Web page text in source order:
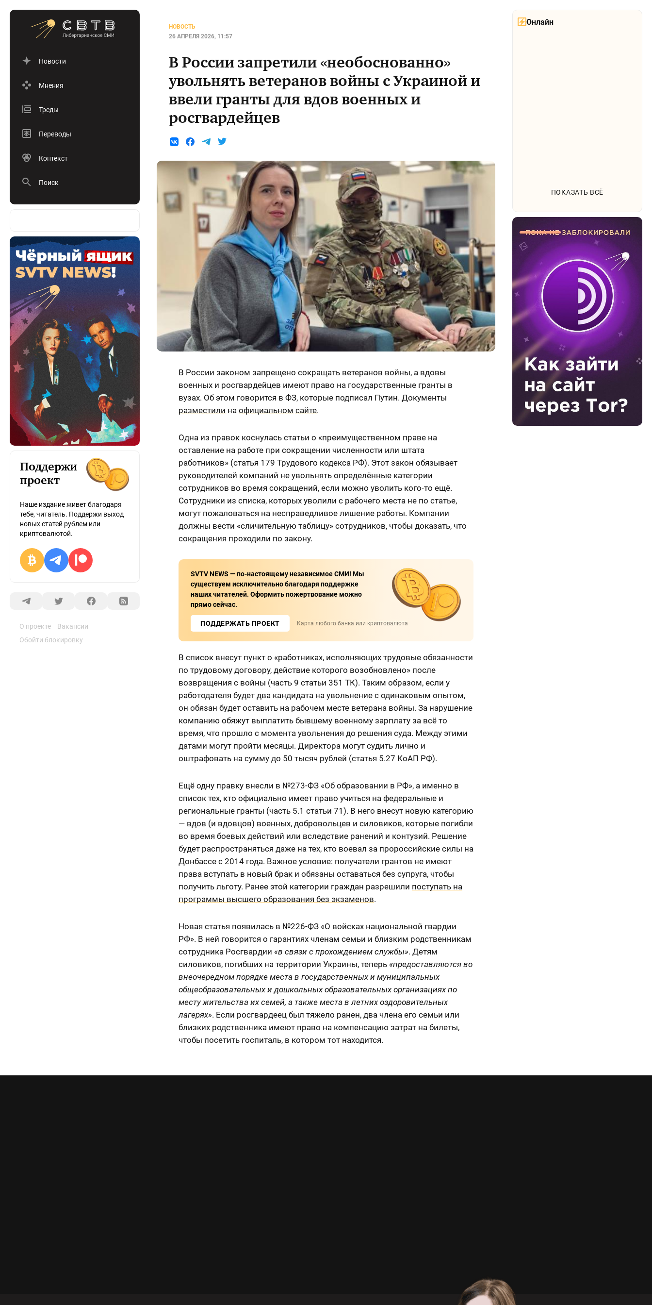
Новости
Мнения
Треды
Переводы
Контекст
Поиск
Поддержи
проект
Наше издание живет благодаря
тебе, читатель. Поддержи выход
новых статей рублем или
криптовалютой.
О проекте
Вакансии
Обойти блокировку
Онлайн
ПОКАЗАТЬ ВСЁ
НОВОСТЬ
26 АПРЕЛЯ 2026, 11:57
В России запретили «необоснованно»
увольнять ветеранов войны с Украиной и
ввели гранты для вдов военных и
росгвардейцев
В России законом запрещено сокращать ветеранов войны, а вдовы
военных и росгвардейцев имеют право на государственные гранты в
вузах. Об этом говорится в ФЗ, которые подписал Путин. Документы
разместили на официальном сайте.
Одна из правок коснулась статьи о «преимущественном праве на
оставление на работе при сокращении численности или штата
работников» (статья 179 Трудового кодекса РФ). Этот закон обязывает
руководителей компаний не увольнять определённые категории
сотрудников во время сокращений, если можно уволить кого-то ещё.
Сотрудники из списка, которых уволили с рабочего места не по статье,
могут пожаловаться на несправедливое лишение работы. Компании
должны вести «сличительную таблицу» сотрудников, чтобы доказать, что
сокращения проходили по закону.
SVTV NEWS — по-настоящему независимое СМИ! Мы
существуем исключительно благодаря поддержке
наших читателей. Оформить пожертвование можно
прямо сейчас.
ПОДДЕРЖАТЬ ПРОЕКТ Карта любого банка или криптовалюта
В список внесут пункт о «работниках, исполняющих трудовые обязанности
по трудовому договору, действие которого возобновлено» после
возвращения с войны (часть 9 статьи 351 ТК). Таким образом, если у
работодателя будет два кандидата на увольнение с одинаковым опытом,
он обязан будет оставить на рабочем месте ветерана войны. За нарушение
компанию обяжут выплатить бывшему военному зарплату за всё то
время, что прошло с момента увольнения до решения суда. Между этими
датами могут пройти месяцы. Директора могут судить лично и
оштрафовать на сумму до 50 тысяч рублей (статья 5.27 КоАП РФ).
Ещё одну правку внесли в №273-ФЗ «Об образовании в РФ», а именно в
список тех, кто официально имеет право учиться на федеральные и
региональные гранты (часть 5.1 статьи 71). В него внесут новую категорию
— вдов (и вдовцов) военных, добровольцев и силовиков, которые погибли
во время боевых действий или вследствие ранений и контузий. Решение
будет распространяться даже на тех, кто воевал за пророссийские силы на
Донбассе с 2014 года. Важное условие: получатели грантов не имеют
права вступать в новый брак и обязаны оставаться без супруга, чтобы
получить льготу. Ранее этой категории граждан разрешили поступать на
программы высшего образования без экзаменов.
Новая статья появилась в №226-ФЗ «О войсках национальной гвардии
РФ». В ней говорится о гарантиях членам семьи и близким родственникам
сотрудника Росгвардии «в связи с прохождением службы». Детям
силовиков, погибших на территории Украины, теперь «предоставляются во
внеочередном порядке места в государственных и муниципальных
общеобразовательных и дошкольных образовательных организациях по
месту жительства их семей, а также места в летних оздоровительных
лагерях». Если росгвардеец был тяжело ранен, два члена его семьи или
близких родственника имеют право на компенсацию затрат на билеты,
чтобы посетить госпиталь, в котором тот находится.